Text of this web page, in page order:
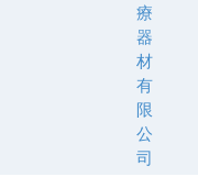
療
器
材
有
限
公
司